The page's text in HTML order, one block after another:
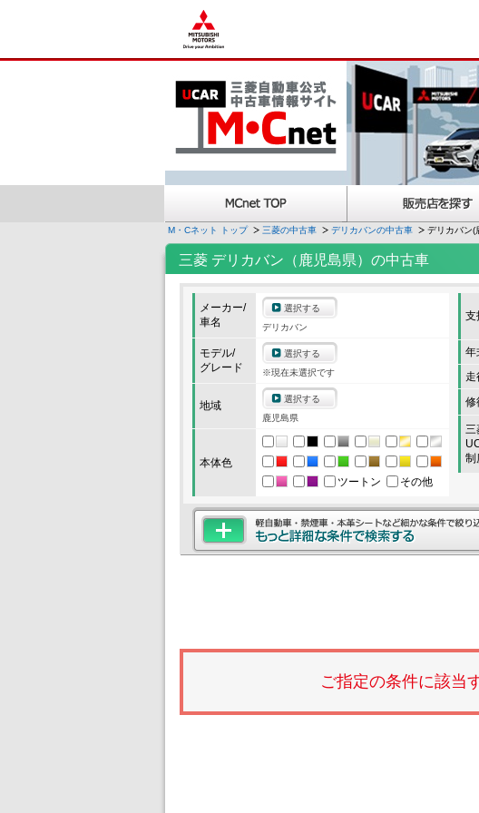
M・Cネット トップ 三菱の中古車 デリカバンの中古車 デリカバン
三菱 デリカバン（鹿児島県）の中古車
メーカー/
車名
選択する
デリカバン
モデル/
グレード
選択する
※現在未選択です
地域
選択する
鹿児島県
本体色
ツートン
その他
支
年
走
修
三
制
ご指定の条件に該当